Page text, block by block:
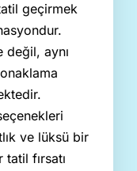
geçirmek
değil, aynı
ve lüksü bir
fırsatı